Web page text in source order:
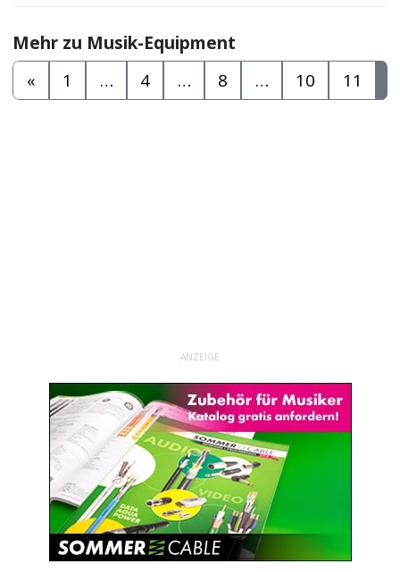
Mehr zu Musik-Equipment
«
1 … 4 … 8 … 10 11
ANZEIGE